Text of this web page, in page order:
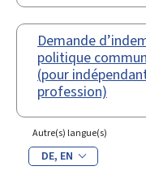
Demande
politique
(pour
profession)
Autre(s) langue(s)
DE EN